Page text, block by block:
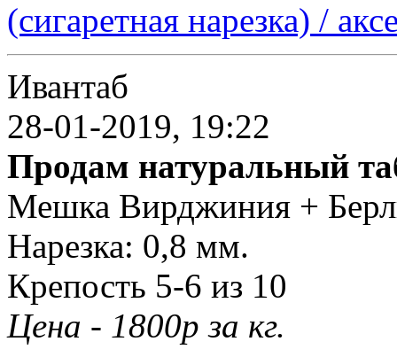
(сигаретная нарезка) /
Ивантаб
28-01-2019, 19:22
Продам натуральный
Мешка Вирджиния +
Нарезка: 0,8 мм.
Крепость 5-6 из 10
Цена - 1800р за кг.